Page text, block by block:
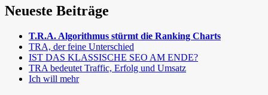
Neueste Beiträge
T.R.A. Algorithmus stürmt die Ranking Charts
TRA, der feine Unterschied
IST DAS KLASSISCHE SEO AM ENDE?
TRA bedeutet Traffic, Erfolg und Umsatz
Ich will mehr